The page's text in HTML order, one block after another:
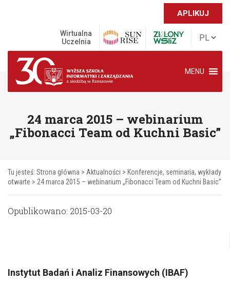
APLIKUJ
Wirtualna
Uczelnia
MENU
24 marca 2015 – webinarium
„Fibonacci Team od Kuchni Basic”
Tu jesteś: Strona główna > Aktualności > Konferencje, seminaria, wykłady
otwarte > 24 marca 2015 – webinarium „Fibonacci Team od Kuchni Basic”
Opublikowano: 2015-03-20
Instytut Badań i Analiz Finansowych (IBAF)